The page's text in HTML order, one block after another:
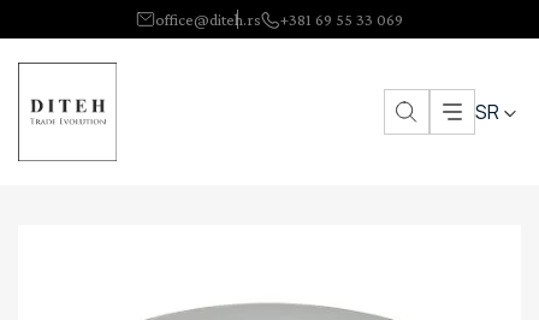
office@diteh.rs +381 69 55 33 069
SR